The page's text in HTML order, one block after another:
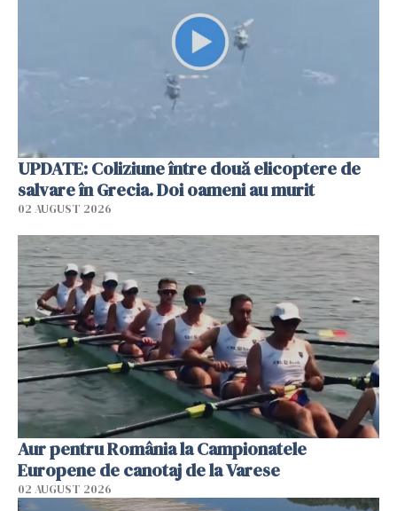
UPDATE: Coliziune între două elicoptere de
salvare în Grecia. Doi oameni au murit
02 AUGUST 2026
Aur pentru România la Campionatele
Europene de canotaj de la Varese
02 AUGUST 2026